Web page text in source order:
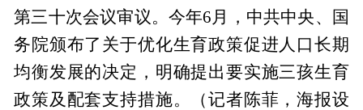
第三十次会议审议。今年6月，中共中央、国
务院颁布了关于优化生育政策促进人口长期
均衡发展的决定，明确提出要实施三孩生育
政策及配套支持措施。（记者陈菲，海报设